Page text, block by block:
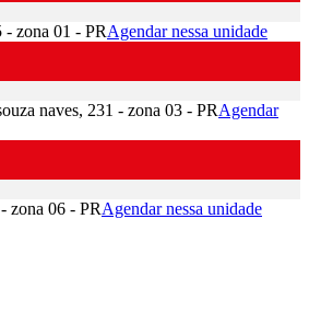
- zona 01 - PRAgendar nessa unidade
naves, 231 - zona 03 - PRAgendar
zona 06 - PRAgendar nessa unidade